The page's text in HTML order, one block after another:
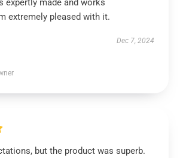
expertly made and works
extremely pleased with it.
Dec 7, 2024
but the product was superb.